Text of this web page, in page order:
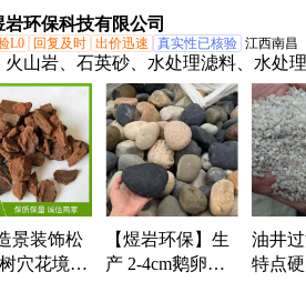
好
岩环保科技有限公司
L0 回复及时 出价迅速 真实性已核验 江西南昌
火山岩、石英砂、水处理滤料、水处
景装饰松
穴花境景
【煜岩环保】生
产 2-4cm鹅卵石
油井
特点